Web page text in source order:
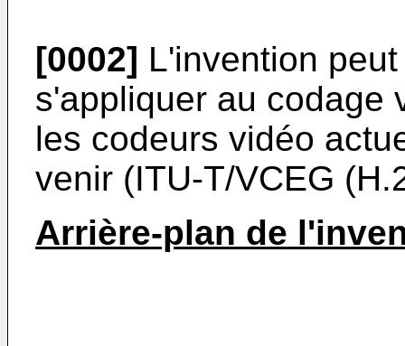
[0002] L'invention
s'appliquer au codage
les codeurs vidéo
venir (ITU-T/VCEG
Arrière-plan de